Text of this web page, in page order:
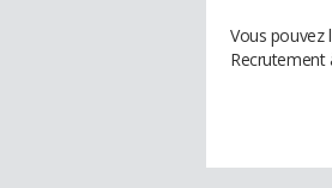
Vous pouvez
Recrutement